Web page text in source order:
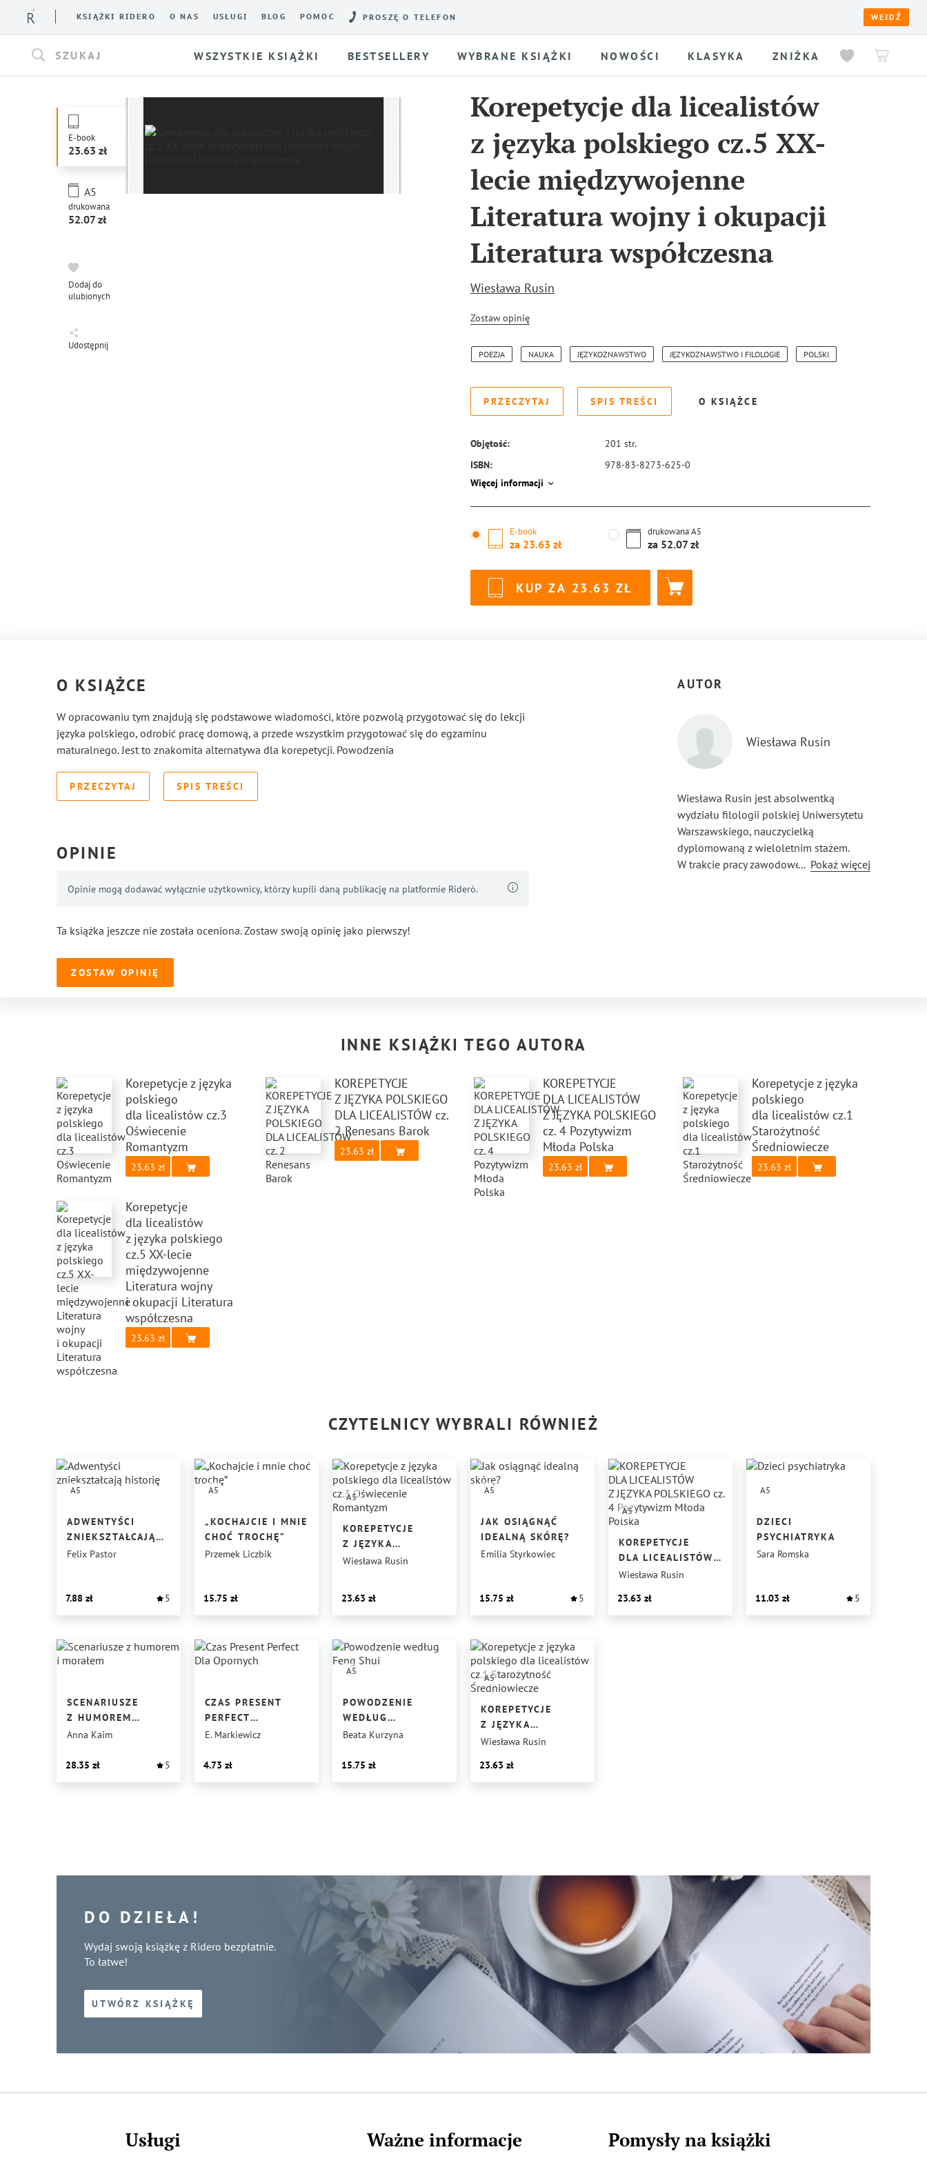
KSIĄŻKI RIDERO O NAS USŁUGI BLOG POMOC PROSZĘ O TELEFON WEJDŹ
SZUKAJ WSZYSTKIE KSIĄŻKI BESTSELLERY WYBRANE KSIĄŻKI NOWOŚCI KLASYKA ZNIŻKA
E-book
23.63
drukowana
A5
52.07
Dodaj do
ulubionych
Udostępnij
Korepetycje dla licealistów
z języka polskiego cz.5 XX-
lecie międzywojenne
Literatura wojny i okupacji
Literatura współczesna
Wiesława Rusin
Zostaw opinię
POEZJA NAUKA JĘZYKOZNAWSTWO JĘZYKOZNAWSTWO I FILOLOGIE POLSKI
PRZECZYTAJ SPIS TREŚCI O KSIĄŻCE
Objętość: 201 str.
ISBN:
978-83-8273-625-0
Więcej informacji
E-book
za 23.63
drukowanaA5
za 52.07
KUP ZA 23.63
O KSIĄŻCE
W opracowaniu tym znajdują się podstawowe wiadomości, które pozwolą przygotować się do lekcji
języka polskiego, odrobić pracę domową, a przede wszystkim przygotować się do egzaminu
maturalnego. Jest to znakomita alternatywa dla korepetycji. Powodzenia
PRZECZYTAJ SPIS TREŚCI
OPINIE
Opinie mogą dodawać wyłącznie użytkownicy, którzy kupili daną publikację na platformie Riderò.
Ta książka jeszcze nie została oceniona. Zostaw swoją opinię jako pierwszy!
ZOSTAW OPINIĘ
AUTOR
Wiesława Rusin
Wiesława Rusin jest absolwentką
wydziału filologii polskiej Uniwersytetu
Warszawskiego, nauczycielką
dyplomowaną z wieloletnim stażem.
W trakcie pracy zawodowej zdobyła duże
... Pokaż więcej
INNE KSIĄŻKI TEGO AUTORA
Korepetycje z języka
polskiego
dla licealistów cz.3
Oświecenie
Romantyzm
23.63
KOREPETYCJE
Z JĘZYKA POLSKIEGO
DLA LICEALISTÓW cz.
2 Renesans Barok
23.63
KOREPETYCJE
DLA LICEALISTÓW
Z JĘZYKA POLSKIEGO
cz. 4 Pozytywizm
Młoda Polska
23.63
Korepetycje z języka
polskiego
dla licealistów cz.1
Starożytność
Średniowiecze
23.63
Korepetycje
dla licealistów
z języka polskiego
cz.5 XX-lecie
międzywojenne
Literatura wojny
i okupacji Literatura
współczesna
23.63
CZYTELNICY WYBRALI RÓWNIEŻ
A5
ADWENTYŚCI
ZNIEKSZTAŁCAJĄ
HISTORIĘ
Felix Pastor
7.88 5
A5
„KOCHAJCIE I MNIE
CHOĆ TROCHĘ”
Przemek Liczbik
15.75
A5
KOREPETYCJE
Z JĘZYKA
POLSKIEGO
ROMANTYZM
Wiesława Rusin
23.63
A5
JAK OSIĄGNĄĆ
IDEALNĄ SKÓRĘ?
Emilia Styrkowiec
15.75 5
A5
KOREPETYCJE
DLA LICEALISTÓW
Z JĘZYKA
POZYTYWIZM
MŁODA POLSKA
Wiesława Rusin
23.63
A5
DZIECI
PSYCHIATRYKA
Sara Romska
11.03 5
SCENARIUSZE
Z HUMOREM
I MORAŁEM
Anna Kaim
28.35 5
CZAS PRESENT
PERFECT
DLA OPORNYCH
E. Markiewicz
4.73
A5
POWODZENIE
WEDŁUG
FENG SHUI
Beata Kurzyna
15.75
A5
KOREPETYCJE
Z JĘZYKA
POLSKIEGO
CZ.1
STAROŻYTNOŚĆ
Wiesława Rusin
23.63
DO DZIEŁA!
Wydaj swoją książkę z Ridero bezpłatnie.
To łatwe!
UTWÓRZ KSIĄŻKĘ
Usługi Ważne informacje Pomysły na książki